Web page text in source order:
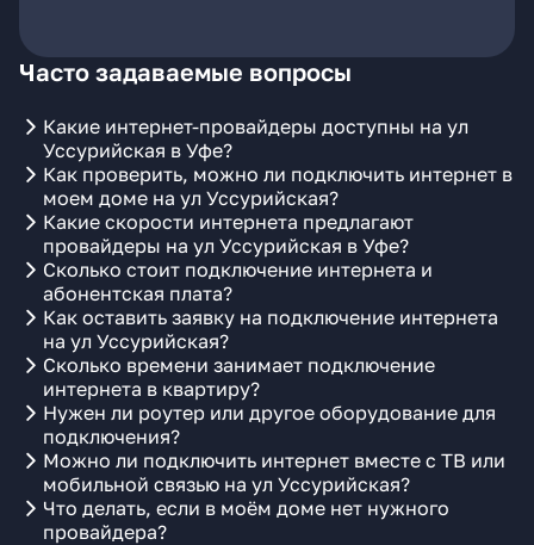
Часто задаваемые вопросы
Какие интернет-провайдеры доступны на ул
Уссурийская в Уфе?
Как проверить, можно ли подключить интернет в
моем доме на ул Уссурийская?
Какие скорости интернета предлагают
провайдеры на ул Уссурийская в Уфе?
Сколько стоит подключение интернета и
абонентская плата?
Как оставить заявку на подключение интернета
на ул Уссурийская?
Сколько времени занимает подключение
интернета в квартиру?
Нужен ли роутер или другое оборудование для
подключения?
Можно ли подключить интернет вместе с ТВ или
мобильной связью на ул Уссурийская?
Что делать, если в моём доме нет нужного
провайдера?